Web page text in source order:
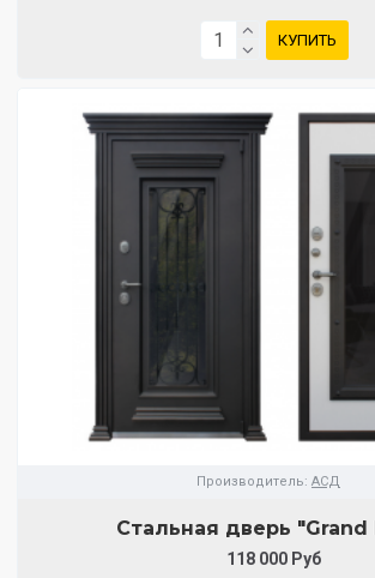
КУПИТЬ
Производитель: АСД
Стальная дверь "Grand
118 000 Руб